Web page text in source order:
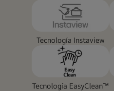
Tecnología Instaview
Tecnología EasyClean™